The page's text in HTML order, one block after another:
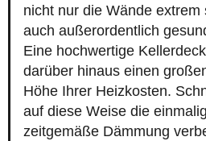
nicht nur die Wände extrem
auch außerordentlich
Eine hochwertige
darüber hinaus einen
Höhe Ihrer Heizkosten.
auf diese Weise die
zeitgemäße Dämmung